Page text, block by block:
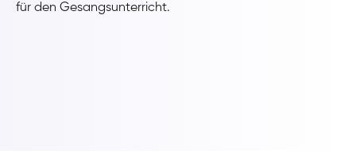
für den Gesangsunterricht.